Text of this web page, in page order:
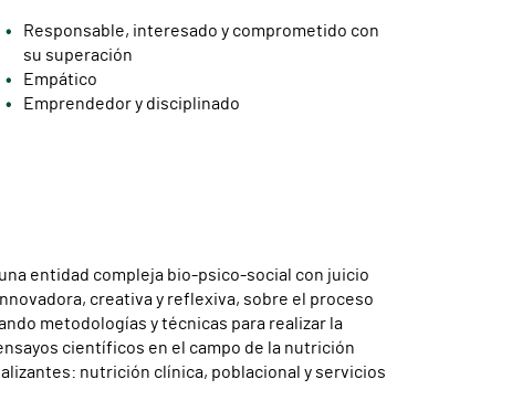
Responsable, interesado y comprometido con
su superación
Empático
Emprendedor y disciplinado
entidad compleja bio-psico-social con juicio
creativa y reflexiva, sobre el proceso
metodologías y técnicas para realizar la
científicos en el campo de la nutrición
nutrición clínica, poblacional y servicios